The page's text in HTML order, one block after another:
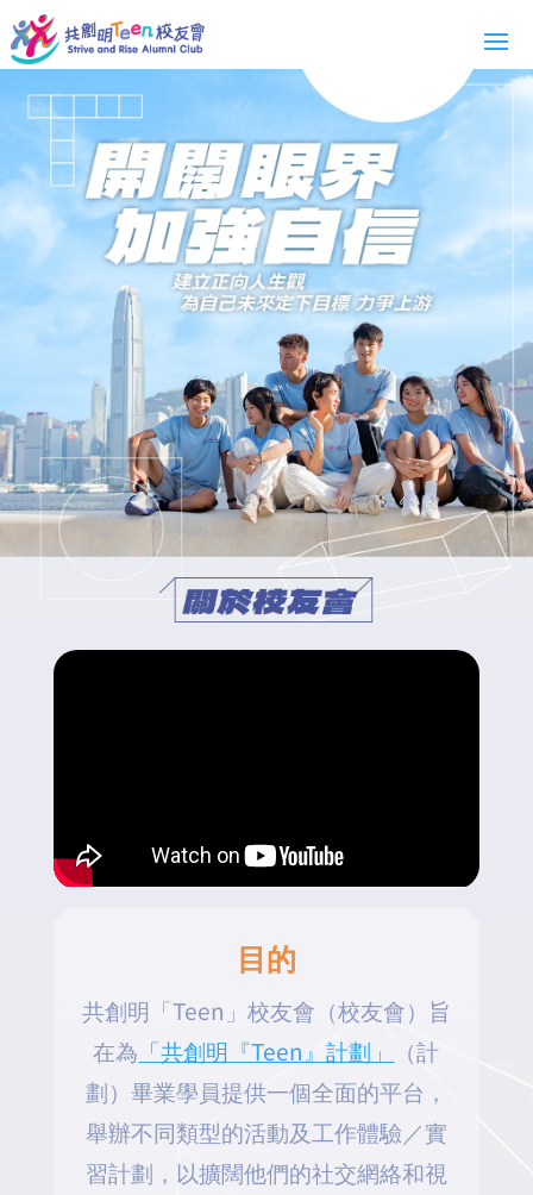
目的
共創明 「Teen 」 校友會（校友會）旨
在為 「共創明『Teen』計劃」
（計
劃）畢業學員提供一個全面的平台，
舉辦不同類型的活動及工作體驗／實
習計劃，以擴闊他們的社交網絡和視